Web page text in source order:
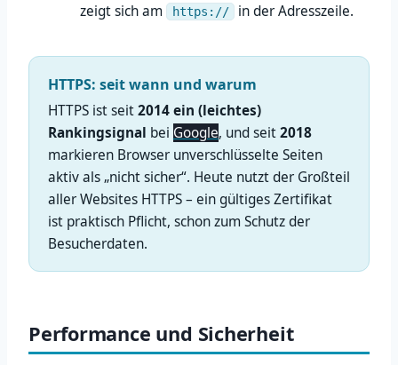
zeigt sich am https:// in der Adresszeile.
HTTPS: seit wann und warum
HTTPS ist seit2014 ein (leichtes)
Rankingsignal bei Google, und seit2018
markieren Browser unverschlüsselte Seiten
aktiv als „nicht sicher“. Heute nutzt der Großteil
aller Websites HTTPS – ein gültiges Zertifikat
ist praktisch Pflicht, schon zum Schutz der
Besucherdaten.
Performance und Sicherheit